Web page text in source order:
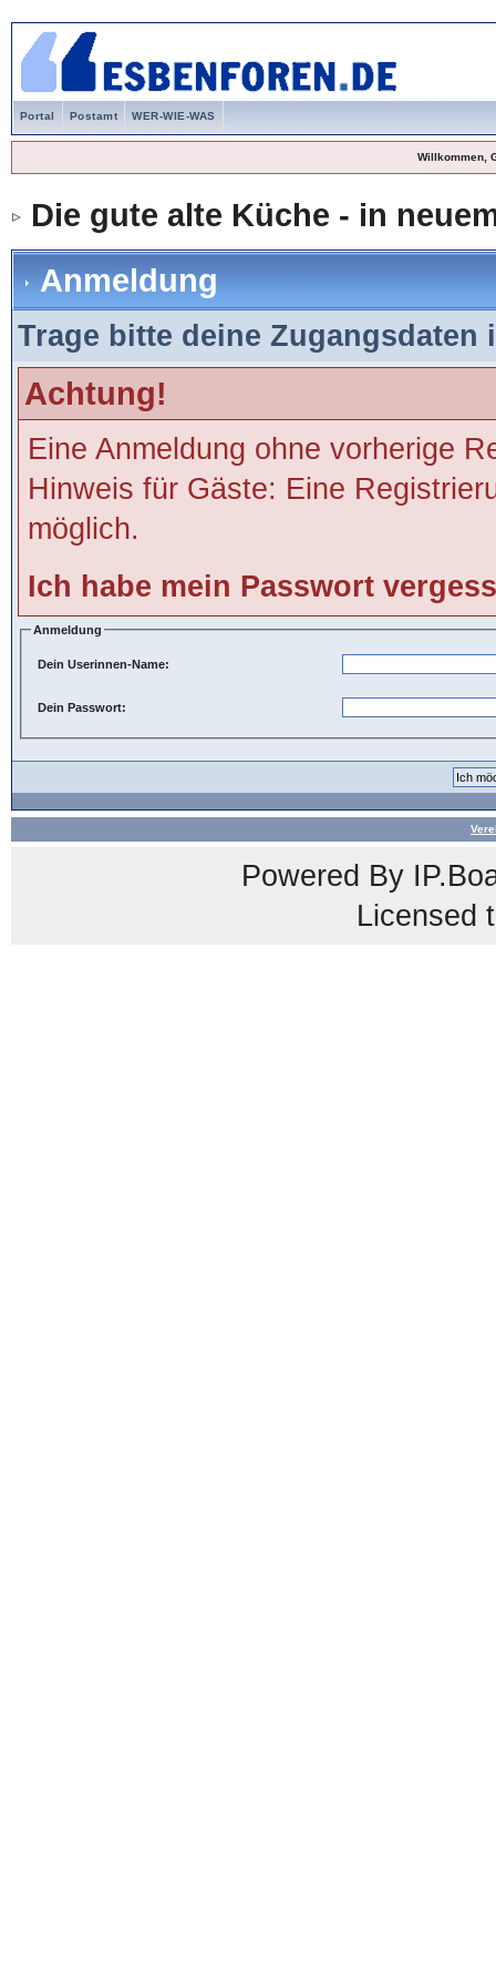
Portal Postamt WER-WIE-WAS
Willkommen,
Die gute alte Küche - in
Anmeldung
Trage bitte deine
Achtung!
Eine Anmeldung ohne vorherige
Hinweis für Gäste: Eine
möglich.
Ich habe mein Passwort
Anmeldung
Dein Userinnen-Name:
Dein Passwort:
Powered By
Licensed